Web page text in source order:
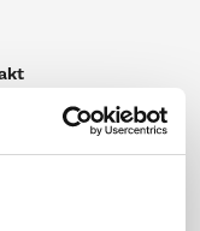
Beratung